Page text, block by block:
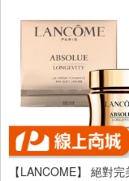
【LANCOME】 絕對